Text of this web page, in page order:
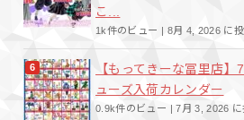
こ...
1k件のビュー | 8月 4, 2026 に
【もってきーな冨里店】
ューズ入荷カレンダー
0.9k件のビュー |7月 3, 2026